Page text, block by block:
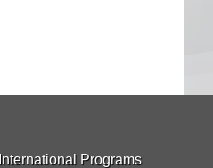
International Programs